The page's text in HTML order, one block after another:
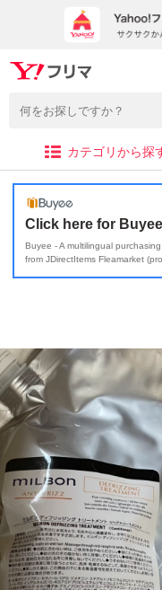
カテゴリから探
Click here for Buyee
Buyee - A multilingual
from JDirectItems Fleamarket